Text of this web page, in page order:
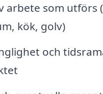
arbete som utförs
kök, golv)
och